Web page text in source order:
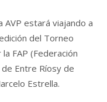
AVP estará viajando a
del Torneo
FAP (Federación
Entre Ríosy de
Estrella.